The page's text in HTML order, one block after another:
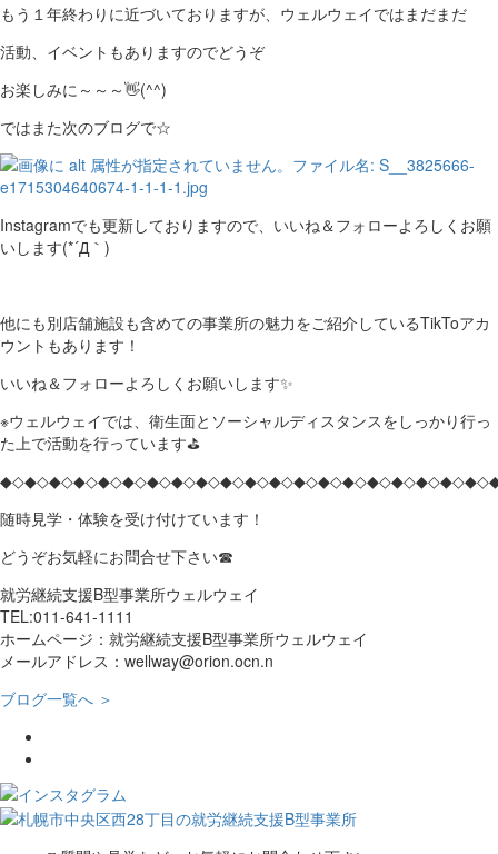
もう１年終わりに近づいておりますが、ウェルウェイではまだまだ
活動、イベントもありますのでどうぞ
お楽しみに～～～👋(^^)
ではまた次のブログで☆
Instagramでも更新しておりますので、いいね＆フォローよろしくお願
いします(*´Д｀)
他にも別店舗施設も含めての事業所の魅力をご紹介しているTikToアカ
ウントもあります！
いいね＆フォローよろしくお願いします✨
※ウェルウェイでは、衛生面とソーシャルディスタンスをしっかり行っ
た上で活動を行っています⛳
随時見学・体験を受け付けています！
どうぞお気軽にお問合せ下さい☎
就労継続支援B型事業所ウェルウェイ
TEL:011-641-1111
ホームページ：就労継続支援B型事業所ウェルウェイ
メールアドレス：wellway@orion.ocn.n
ブログ一覧へ ＞